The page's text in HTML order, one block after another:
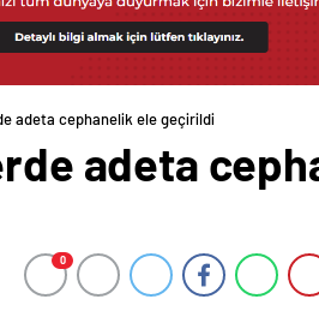
adeta cephanelik ele geçirildi
adeta
0